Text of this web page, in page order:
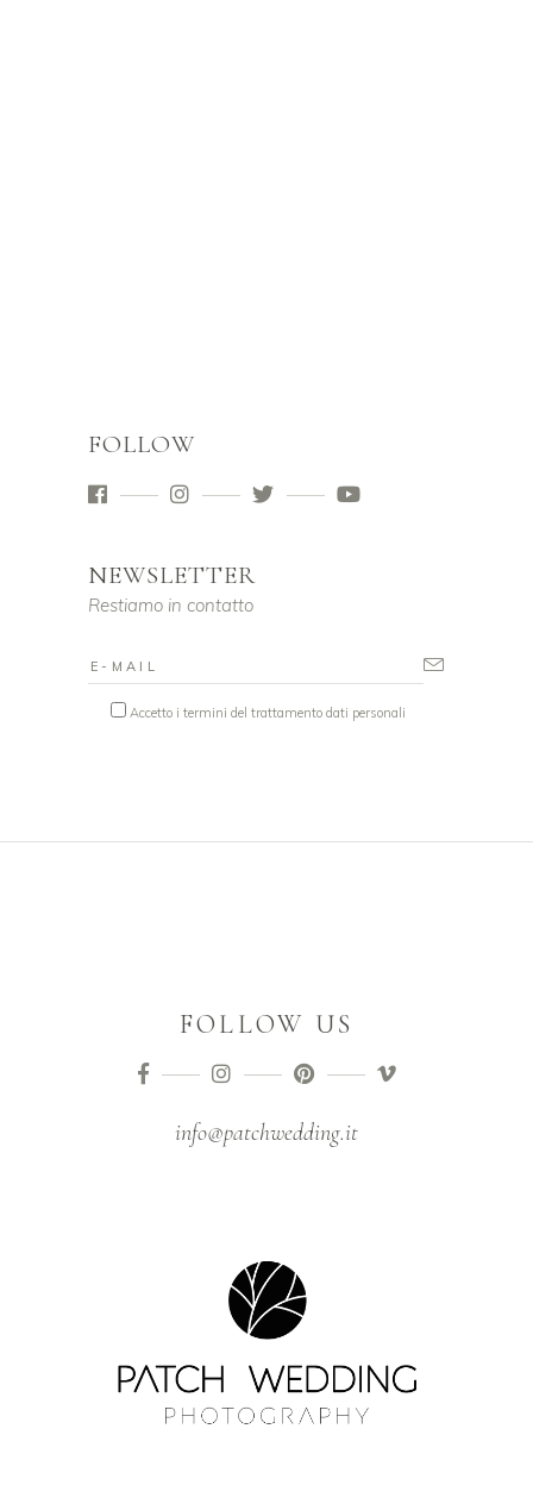
FOLLOW
NEWSLETTER
Restiamo in contatto
Accetto i termini del trattamento dati personali
FOLLOW US
info@patchwedding.it